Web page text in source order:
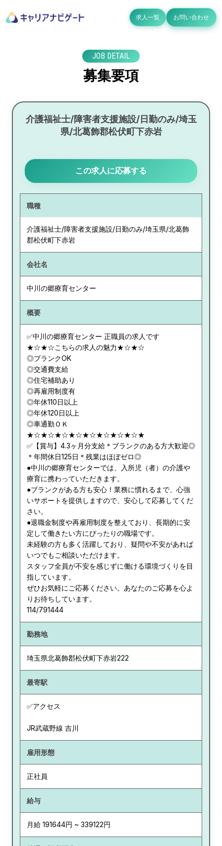
求人一覧 お問い合わせ
JOB DETAIL
募集要項
介護福祉士/障害者支援施設/日勤のみ/埼玉
県/北葛飾郡松伏町下赤岩
この求人に応募する
職種
介護福祉士/障害者支援施設/日勤のみ/埼玉県/北葛飾
郡松伏町下赤岩
会社名
中川の郷療育センター
概要
✅中川の郷療育センター 正職員の求人です
★☆★☆こちらの求人の魅力★☆★☆
◎ブランクOK
◎交通費支給
◎住宅補助あり
◎再雇用制度有
◎年休110日以上
◎年休120日以上
◎車通勤ＯＫ
★☆★☆★☆★☆★☆★☆★☆★☆★
✅【賞与】4.3ヶ月分支給＊ブランクのある方大歓迎◎
＊年間休日125日＊残業はほぼゼロ◎
●中川の郷療育センターでは、入所児（者）の介護や
療育に携わっていただきます。
●ブランクがある方も安心！業務に慣れるまで、心強
いサポートを提供しますので、安心して応募してくだ
さい。
●退職金制度や再雇用制度を整えており、長期的に安
定して働きたい方にぴったりの職場です。
未経験の方も多く活躍しており、疑問や不安があれば
いつでもご相談いただけます。
スタッフ全員が不安を感じずに働ける環境づくりを目
指しています。
ぜひお気軽にご応募ください。あなたのご応募を心よ
りお待ちしています。
114/791444
勤務地
埼玉県北葛飾郡松伏町下赤岩222
最寄駅
✅アクセス
JR武蔵野線 吉川
雇用形態
正社員
給与
月給 191644円 ~ 339122円